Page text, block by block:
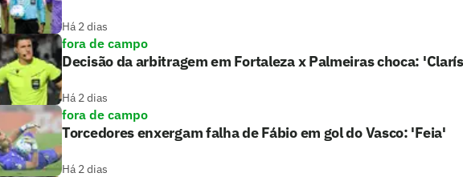
Há 2 dias
fora de campo
Decisão da arbitragem em Fortaleza x Palmeiras choca:
Há 2 dias
fora de campo
Torcedores enxergam falha de Fábio em gol do Vasco: 'Feia'
Há 2 dias